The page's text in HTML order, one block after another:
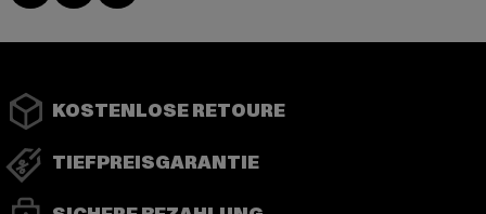
KOSTENLOSE RETOURE
TIEFPREISGARANTIE